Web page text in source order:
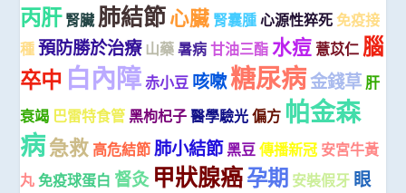
丙肝 腎臟 肺結節心臟 腎囊腫 心源性猝死 免疫接
種 預防勝於治療 山藥 暑病 甘油三酯 水痘 薏苡仁 腦
卒中 白內障 赤小豆 咳嗽糖尿病金錢草 肝
衰竭 巴雷特食管 黑枸杞子 醫學驗光 偏方 帕金森
病急救 高危結節 肺小結節黑豆 傳播新冠 安宮牛黃
丸 免疫球蛋白 督灸 甲狀腺癌孕期 安裝假牙 眼